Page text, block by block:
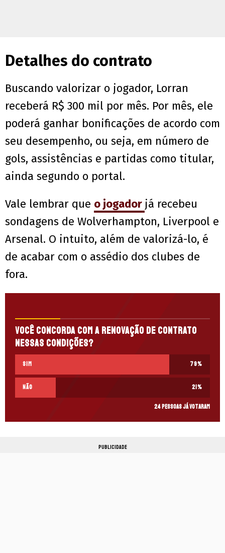
Detalhes do contrato
Buscando valorizar o jogador, Lorran
receberá R$ 300 mil por mês. Por mês, ele
poderá ganhar bonificações de acordo com
seu desempenho, ou seja, em número de
gols, assistências e partidas como titular,
ainda segundo o portal.
Vale lembrar que o jogador já recebeu
sondagens de Wolverhampton, Liverpool e
Arsenal. O intuito, além de valorizá-lo, é
de acabar com o assédio dos clubes de
fora.
Você concorda com a renovação de contrato
nessas condições?
Sim 79%
Não 21%
24 pessoas já votaram
PUBLICIDADE